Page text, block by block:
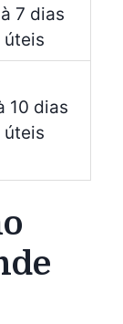
7 dias
úteis
10 dias
úteis